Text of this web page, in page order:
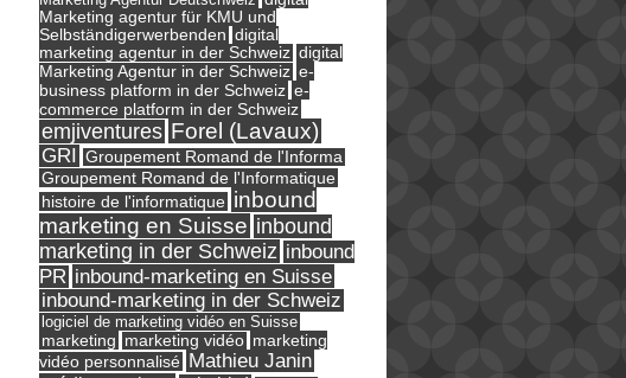
Marketing agentur für KMU und
Selbständigerwerbenden digital
marketing agentur in der Schweiz digital
Marketing Agentur in der Schweiz e-
business platform in der Schweiz e-
commerce platform in der Schweiz
emjiventures Forel (Lavaux)
GRI Groupement Romand de l'Informa
Groupement Romand de l'Informatique
histoire de l'informatique inbound
marketing en Suisse inbound
marketing in der Schweiz inbound
PR inbound-marketing en Suisse
inbound-marketing in der Schweiz
logiciel de marketing vidéo en Suisse
marketing marketing vidéo marketing
vidéo personnalisé Mathieu Janin